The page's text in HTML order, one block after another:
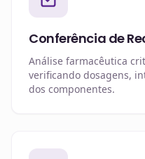
Conferência de
Análise farmacêutica
verificando dosagens,
dos componentes.